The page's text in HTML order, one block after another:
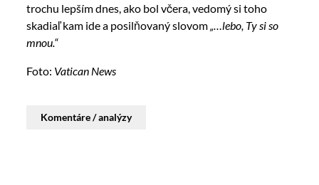
trochu lepším dnes, ako bol včera, vedomý si toho
skadiaľ kam ide a posilňovaný slovom
„…lebo, Ty si so
mnou.“
Foto: Vatican News
Komentáre / analýzy